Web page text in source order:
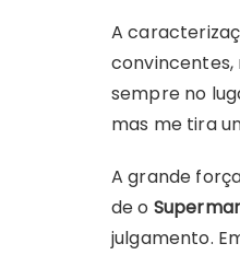
A
convincentes,
sempre no
mas me tira
A grande
de o
julgamento.